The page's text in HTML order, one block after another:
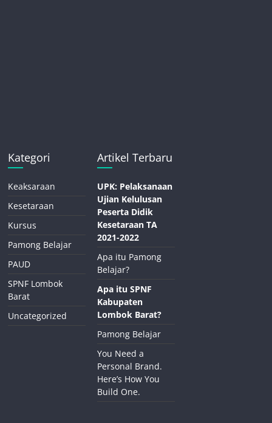
Kategori
Keaksaraan
Kesetaraan
Kursus
Pamong Belajar
PAUD
SPNF Lombok
Barat
Uncategorized
Artikel Terbaru
UPK: Pelaksanaan
Ujian Kelulusan
Peserta Didik
Kesetaraan TA
2021-2022
Apa itu Pamong
Belajar?
Apa itu SPNF
Kabupaten
Lombok Barat?
Pamong Belajar
You Need a
Personal Brand.
Here’s How You
Build One.